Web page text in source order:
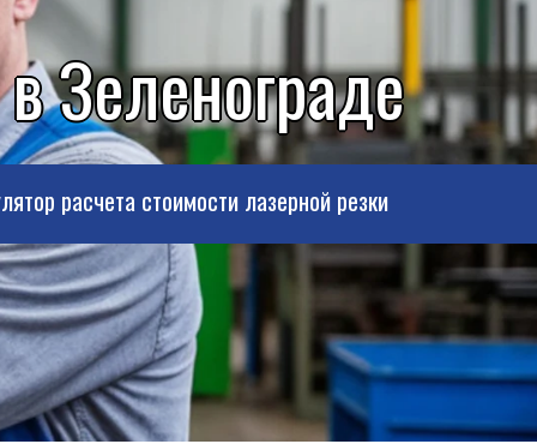
Зеленограде
расчета стоимости лазерной резки